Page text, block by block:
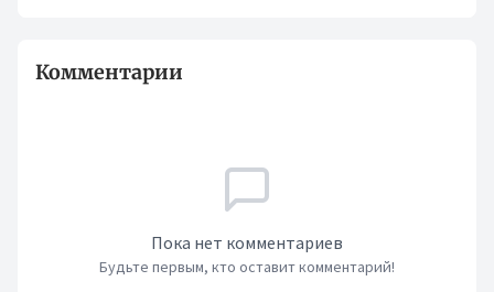
Комментарии
Пока нет комментариев
Будьте первым, кто оставит комментарий!